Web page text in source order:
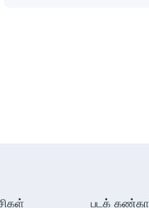
படக்